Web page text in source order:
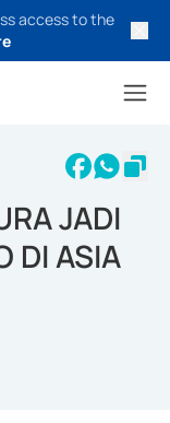
access to the
JADI
DI ASIA